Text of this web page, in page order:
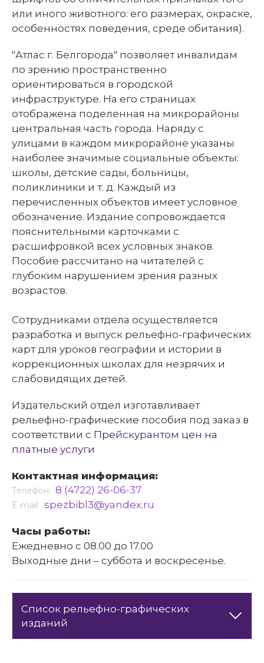
или иного животного: его размерах, окраске,
особенностях поведения, среде обитания).
"Атлас г. Белгорода" позволяет инвалидам
по зрению пространственно
ориентироваться в городской
инфраструктуре. На его страницах
отображена поделенная на микрорайоны
центральная часть города. Наряду с
улицами в каждом микрорайоне указаны
наиболее значимые социальные объекты:
школы, детские сады, больницы,
поликлиники и т. д. Каждый из
перечисленных объектов имеет условное
обозначение. Издание сопровождается
пояснительными карточками с
расшифровкой всех условных знаков.
Пособие рассчитано на читателей с
глубоким нарушением зрения разных
возрастов.
Сотрудниками отдела осуществляется
разработка и выпуск рельефно-графических
карт для уроков географии и истории в
коррекционных школах для незрячих и
слабовидящих детей.
Издательский отдел изготавливает
рельефно-графические пособия под заказ в
соответствии с Прейскурантом цен на
платные услуги
Контактная информация:
Телефон: 8 (4722) 26-06-37
E-mail: spezbibl3@yandex.ru
Часы работы:
Ежедневно с 08.00 до 17.00
Выходные дни – суббота и воскресенье.
Cписок рельефно-графических
изданий